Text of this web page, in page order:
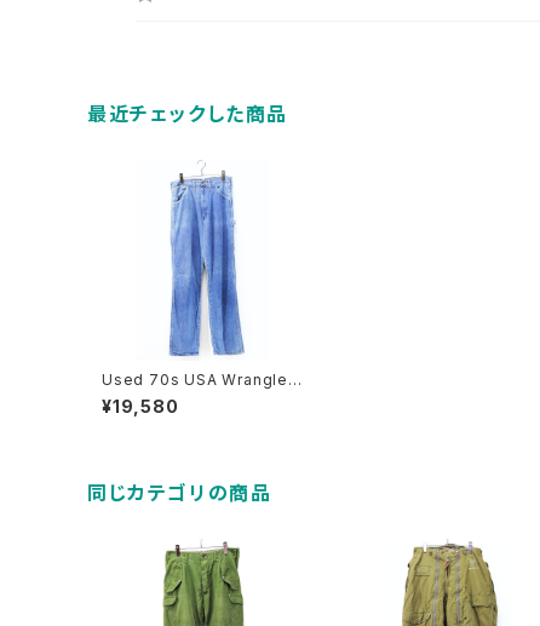
最近チェックした商品
Used 70s USA Wrangler
Blue Denim Painter Pant
s Size W31 L34 古着
¥19,580
同じカテゴリの商品